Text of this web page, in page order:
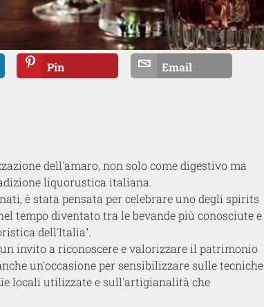
Pin Email
dell'amaro, non solo come digestivo ma
liquorustica italiana.
è stata pensata per celebrare uno degli spirits
tempo diventato tra le bevande più conosciute e
dell'Italia".
invito a riconoscere e valorizzare il patrimonio
un'occasione per sensibilizzare sulle tecniche
locali utilizzate e sull'artigianalità che